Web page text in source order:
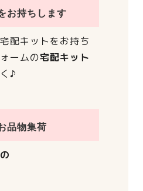
お持ちします
配キットをお持ち
ームの宅配キット
♪
品物集荷